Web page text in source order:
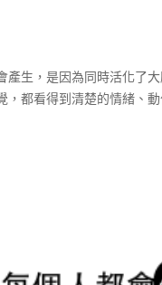
產生，是因為同時活化了
都看得到清楚的情緒、